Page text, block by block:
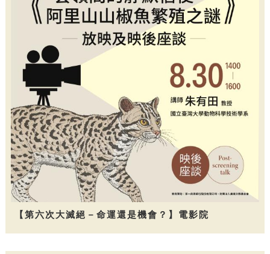
【第六次大滅絕－命運還是機會？】電影院